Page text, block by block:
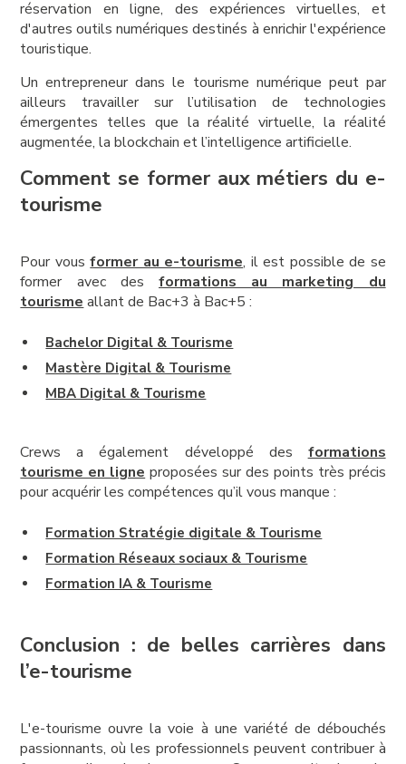
réservation en ligne, des expériences virtuelles, et
d'autres outils numériques destinés à enrichir l'expérience
touristique.
Un entrepreneur dans le tourisme numérique peut par
ailleurs travailler sur l’utilisation de technologies
émergentes telles que la réalité virtuelle, la réalité
augmentée, la blockchain et l’intelligence artificielle.
Comment se former aux métiers du e-
tourisme
Pour vousformer au e-tourisme, il est possible de se
former avec des formations au marketing du
tourisme allant de Bac+3 à Bac+5 :
Bachelor Digital & Tourisme
Mastère Digital & Tourisme
MBA Digital & Tourisme
Crews a également développé des formations
tourisme en ligne proposées sur des points très précis
pour acquérir les compétences qu’il vous manque :
Formation Stratégie digitale & Tourisme
Formation Réseaux sociaux & Tourisme
Formation IA & Tourisme
Conclusion : de belles carrières dans
l’e-tourisme
L'e-tourisme ouvre la voie à une variété de débouchés
passionnants, où les professionnels peuvent contribuer à